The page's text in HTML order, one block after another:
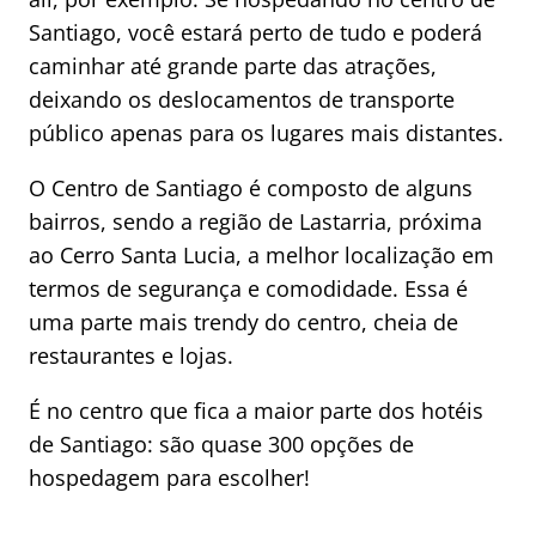
Santiago, você estará perto de tudo e poderá
caminhar até grande parte das atrações,
deixando os deslocamentos de transporte
público apenas para os lugares mais distantes.
O Centro de Santiago é composto de alguns
bairros, sendo a região de Lastarria, próxima
ao Cerro Santa Lucia, a melhor localização em
termos de segurança e comodidade. Essa é
uma parte mais trendy do centro, cheia de
restaurantes e lojas.
É no centro que fica a maior parte dos hotéis
de Santiago: são quase 300 opções de
hospedagem para escolher!